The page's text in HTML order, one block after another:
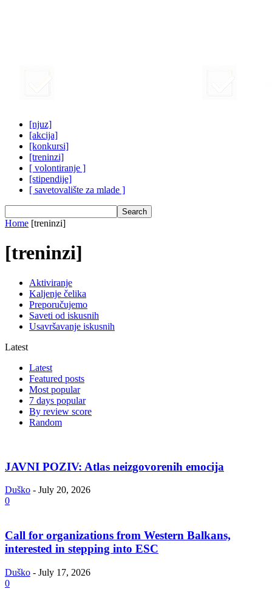
[njuz]
[akcija]
[konkursi]
[treninzi]
[ volontiranje ]
[stipendije]
[ savetovalište za mlade ]
Home [treninzi]
[treninzi]
Aktiviranje
Kaljenje čelika
Preporučujemo
Saveti od iskusnih
Usavršavanje iskusnih
Latest
Latest
Featured posts
Most popular
7 days popular
By review score
Random
JAVNI POZIV: Atlas neizgovorenih emocija
Duško - July 20, 2026
0
Call for organizations from Western Balkans,
interested in stepping into ESC
Duško - July 17, 2026
0